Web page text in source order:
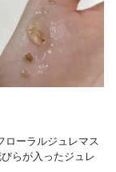
ラルジュレマス
らが入ったジュレ